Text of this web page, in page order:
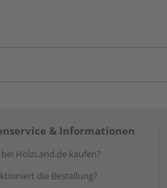
& Informationen
HolzLand.de kaufen?
die Bestellung?